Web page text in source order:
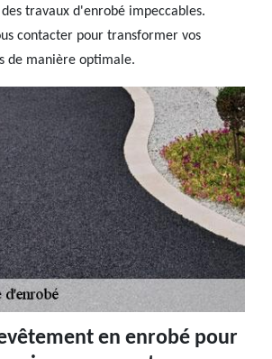
travaux d'enrobé impeccables.
contacter pour transformer vos
de manière optimale.
en enrobé pour